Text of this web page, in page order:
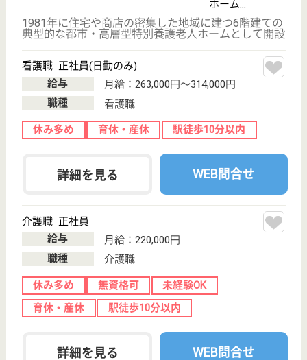
分, 両国〔大江
戸線〕駅徒歩16
分
東京都のGENKINEXT 錦糸町は、デイサービスを運
営しています。 ぜひ各求人をご覧ください。
機能訓練指導員 正社員(日勤のみ)
給与
月給：230,000円〜300,000円
職種
その他
もっとみる（21-40 件 /48 件）
現在の検索条件
エリア・駅
東京都/墨田区
変更
変更